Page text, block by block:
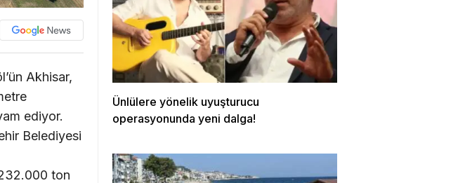
Akhisar,
ediyor.
Belediyesi
ton
Ünlülere yönelik uyuşturucu
operasyonunda yeni dalga!